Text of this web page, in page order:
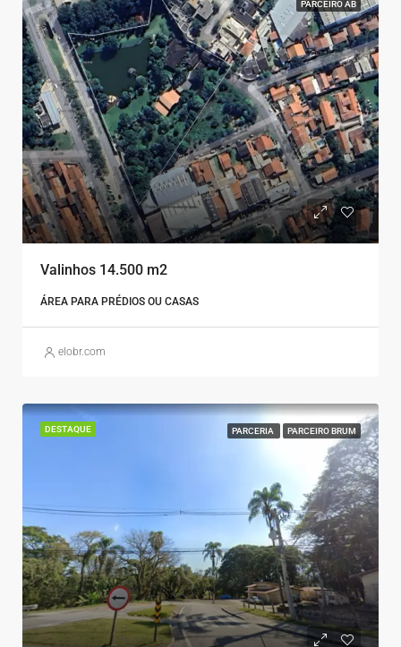
PARCEIRO AB
Valinhos 14.500 m2
ÁREA PARA PRÉDIOS OU CASAS
elobr.com
DESTAQUE PARCERIA PARCEIRO BRUM